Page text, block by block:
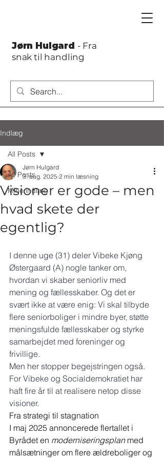
Jørn Hulgard - Fra
snak til handling
Indlæg
All Posts
Mine indlæg
All Posts
Visioner er gode – men
hvad skete der
egentlig?
Jørn Hulgard
3. aug. 2025 2 min læsning
I denne uge (31) deler Vibeke Kjøng
Østergaard (A) nogle tanker om,
hvordan vi skaber seniorliv med
mening og fællesskaber. Og det er
svært ikke at være enig: Vi skal tilbyde
flere seniorboliger i mindre byer, støtte
meningsfulde fællesskaber og styrke
samarbejdet med foreninger og
frivillige.
Men her stopper begejstringen også.
For Vibeke og Socialdemokratiet har
haft fire år til at realisere netop disse
visioner.
Fra strategi til stagnation
I maj 2025 annoncerede flertallet i
Byrådet en moderniseringsplan med
målsætninger om flere ældreboliger og